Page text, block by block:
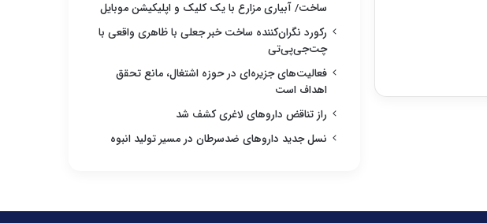
ساخت/ آبیاری مزارع با یک کلیک و اپلیکیشن موبایل
رکورد نگران‌کننده ساخت خبر جعلی با ظاهری واقعی با
چت‌جی‌پی‌تی
فعالیت‌های جزیره‌ای در حوزه اشتغال، مانع تحقق
اهداف است
راز تناقض داروهای لاغری کشف شد
نسل جدید داروهای ضدسرطان در مسیر تولید انبوه